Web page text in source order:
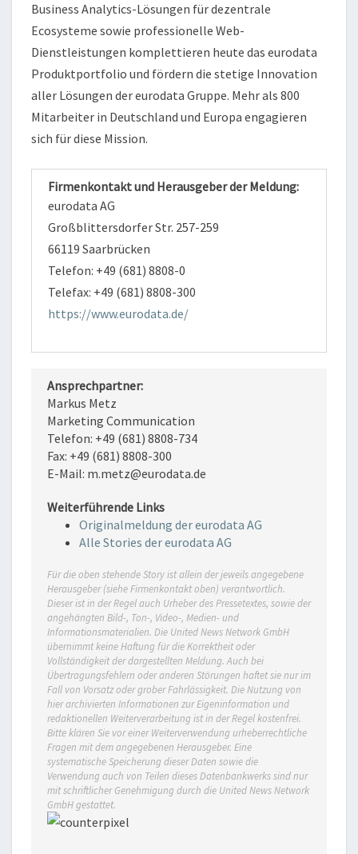
Business Analytics-Lösungen für dezentrale
Ecosysteme sowie professionelle Web-
Dienstleistungen komplettieren heute das eurodata
Produktportfolio und fördern die stetige Innovation
aller Lösungen der eurodata Gruppe. Mehr als 800
Mitarbeiter in Deutschland und Europa engagieren
sich für diese Mission.
Firmenkontakt und Herausgeber der Meldung:
eurodata AG
Großblittersdorfer Str. 257-259
66119 Saarbrücken
Telefon: +49 (681) 8808-0
Telefax: +49 (681) 8808-300
https://www.eurodata.de/
Ansprechpartner:
Markus Metz
Marketing Communication
Telefon: +49 (681) 8808-734
Fax: +49 (681) 8808-300
E-Mail: m.metz@eurodata.de
Weiterführende Links
Originalmeldung der eurodata AG
Alle Stories der eurodata AG
Für die oben stehende Story ist allein der jeweils angegebene
Herausgeber (siehe Firmenkontakt oben) verantwortlich.
Dieser ist in der Regel auch Urheber des Pressetextes, sowie der
angehängten Bild-, Ton-, Video-, Medien- und
Informationsmaterialien. Die United News Network GmbH
übernimmt keine Haftung für die Korrektheit oder
Vollständigkeit der dargestellten Meldung. Auch bei
Übertragungsfehlern oder anderen Störungen haftet sie nur im
Fall von Vorsatz oder grober Fahrlässigkeit. Die Nutzung von
hier archivierten Informationen zur Eigeninformation und
redaktionellen Weiterverarbeitung ist in der Regel kostenfrei.
Bitte klären Sie vor einer Weiterverwendung urheberrechtliche
Fragen mit dem angegebenen Herausgeber. Eine
systematische Speicherung dieser Daten sowie die
Verwendung auch von Teilen dieses Datenbankwerks sind nur
mit schriftlicher Genehmigung durch die United News Network
GmbH gestattet.